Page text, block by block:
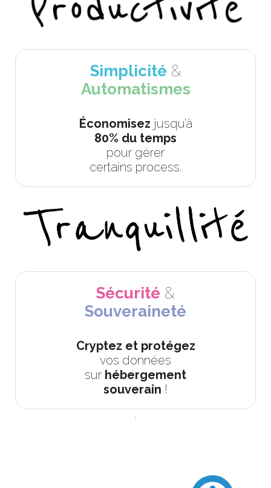
Simplicité &
Automatismes
Économisez jusqu’à
80% du temps
pour gérer
certains process.
Sécurité &
Souveraineté
Cryptez et protégez
vos données
sur hébergement
souverain !
.